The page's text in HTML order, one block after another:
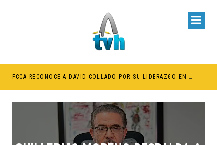
FCCA RECONOCE A DAVID COLLADO POR SU LIDERAZGO EN EL CRECIMIENTO DE LA INDUSTRIA DE CRUCEROS EN RD